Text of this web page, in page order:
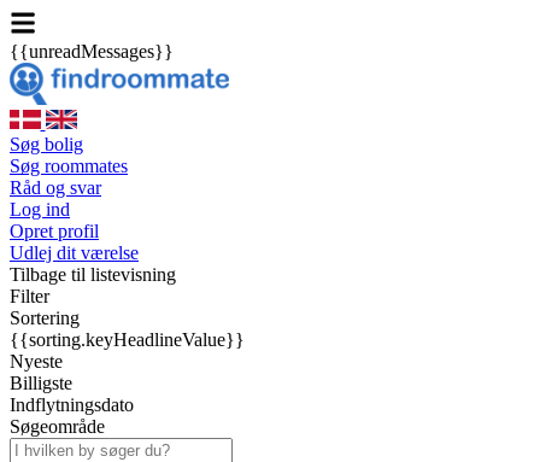
{{unreadMessages}}
Søg bolig
Søg roommates
Råd og svar
Log ind
Opret profil
Udlej dit værelse
Tilbage til listevisning
Filter
Sortering
{{sorting.keyHeadlineValue}}
Nyeste
Billigste
Indflytningsdato
Søgeområde